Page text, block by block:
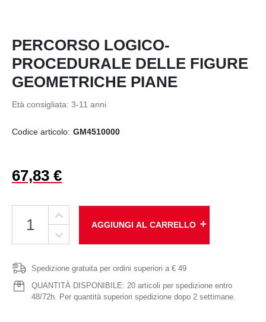
PERCORSO LOGICO-
PROCEDURALE DELLE FIGURE
GEOMETRICHE PIANE
Età consigliata: 3-11 anni
Codice articolo: GM4510000
67,83 €
AGGIUNGI AL CARRELLO add
Spedizione gratuita per ordini superiori a € 49
QUANTITÀ DISPONIBILE: 20 articoli per spedizione entro
48/72h. Per quantità superiori spedizione dopo 2 settimane.